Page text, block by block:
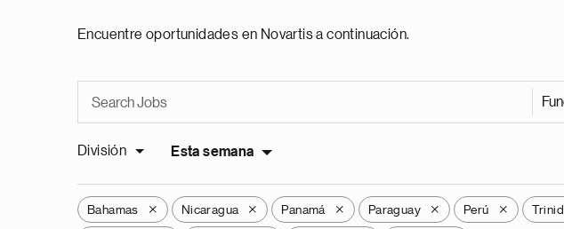
Encuentre oportunidades en Novartis a continuación.
División Esta semana
Bahamas X Nicaragua X Panamá X Paraguay X Perú X